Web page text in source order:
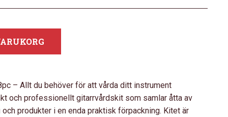
– Allt du behöver för att vårda ditt instrument
och professionellt gitarrvårdskit som samlar åtta av
produkter i en enda praktisk förpackning. Kitet är